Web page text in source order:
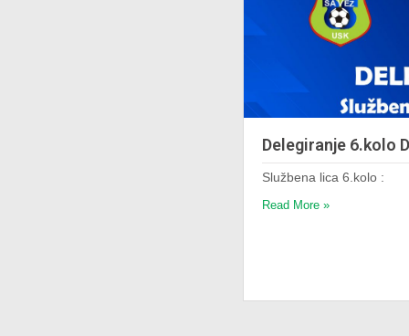
Delegiranje 6.kolo
Službena lica 6.kolo :
Read More »